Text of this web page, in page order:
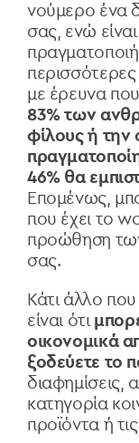
νούμερο ένα
σας, ενώ
με έρευνα
83% των
φίλους ή την
46% θα
Επομένως,
που έχει το
προώθηση
σας.
Κάτι άλλο
είναι ότι
οικονομικά
ξοδεύετε το
διαφημίσεις,
κατηγορία
προϊόντα ή